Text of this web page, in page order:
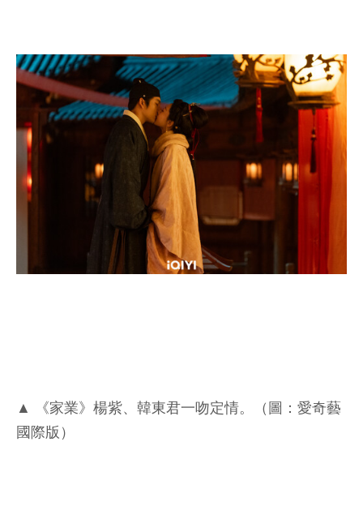
▲ 《家業》楊紫、韓東君一吻定情。（圖：愛奇藝
國際版）